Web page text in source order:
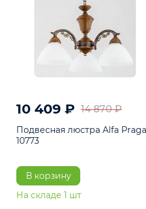
10 409 ₽ 14
Подвесная люстра
В корзину
На складе